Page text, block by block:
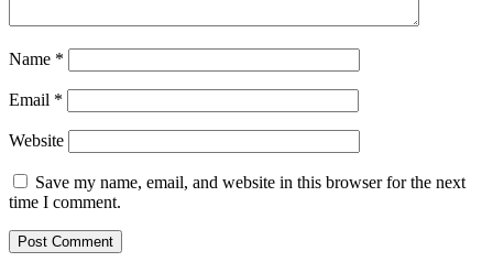
Name *
Email *
Website
Save my name, email, and website in this browser for the next
time I comment.